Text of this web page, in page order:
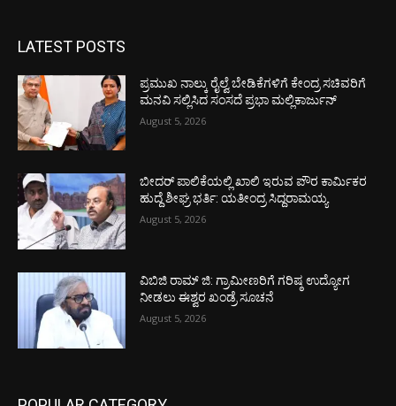
LATEST POSTS
ಪ್ರಮುಖ ನಾಲ್ಕು ರೈಲ್ವೆ ಬೇಡಿಕೆಗಳಿಗೆ ಕೇಂದ್ರ ಸಚಿವರಿಗೆ
ಮನವಿ ಸಲ್ಲಿಸಿದ ಸಂಸದೆ ಪ್ರಭಾ ಮಲ್ಲಿಕಾರ್ಜುನ್
August 5, 2026
ಬೀದರ್ ಪಾಲಿಕೆಯಲ್ಲಿ ಖಾಲಿ ಇರುವ ಪೌರ ಕಾರ್ಮಿಕರ
ಹುದ್ದೆ ಶೀಘ್ರ ಭರ್ತಿ: ಯತೀಂದ್ರ ಸಿದ್ದರಾಮಯ್ಯ
August 5, 2026
ವಿಬಿಜಿ ರಾಮ್ ಜಿ: ಗ್ರಾಮೀಣರಿಗೆ ಗರಿಷ್ಠ ಉದ್ಯೋಗ
ನೀಡಲು ಈಶ್ವರ ಖಂಡ್ರೆ ಸೂಚನೆ
August 5, 2026